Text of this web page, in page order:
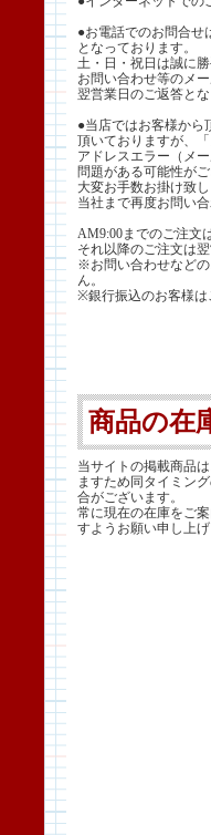
●お電話でのお問合せ
となっております。
土・日・祝日は誠に
お問い合わせ等のメ
翌営業日のご返答と
●当店ではお客様から
頂いておりますが、
アドレスエラー（メ
問題がある可能性がご
大変お手数お掛け致し
当社まで再度お問い
AM9:00までのご注文
それ以降のご注文は
※お問い合わせなど
ん。
※銀行振込のお客様は
商品の在
当サイトの掲載商品
ますため同タイミン
合がございます。
常に現在の在庫をご
すようお願い申し上げ